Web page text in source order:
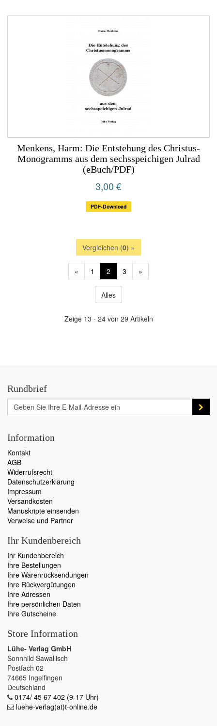
Menkens, Harm: Die Entstehung des Christus-
Monogramms aus dem sechsspeichigen Julrad
(eBuch/PDF)
3,00 €
PDF-Download
Vergleichen (0) »
« 1 2 3 »
Alles
Zeige 13 - 24 von 29 Artikeln
Rundbrief
Information
Kontakt
AGB
Widerrufsrecht
Datenschutzerklärung
Impressum
Versandkosten
Manuskripte einsenden
Verweise und Partner
Ihr Kundenbereich
Ihr Kundenbereich
Ihre Bestellungen
Ihre Warenrücksendungen
Ihre Rückvergütungen
Ihre Adressen
Ihre persönlichen Daten
Ihre Gutscheine
Store Information
Lühe- Verlag GmbH
Sonnhild Sawallisch
Postfach 02
74665 Ingelfingen
Deutschland
0174/ 45 67 402 (9-17 Uhr)
luehe-verlag(at)t-online.de